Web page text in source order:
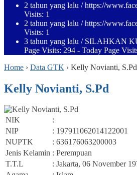
2 tahun yang lalu / https://
Visits: 1
2 tahun yang lalu / https://
Visits: 1
3 tahun yang lalu / SILAHKAN
Page Visits: 294 - Today Page
Home › Data GTK › Kelly Novianti, S.Pd
Kelly Novianti, S.Pd
NIK
:
NIP
: 197911062014122001
NUPTK
: 636176063200003
Jenis Kelamin : Perempuan
T.T.L
: Jakarta, 06 November